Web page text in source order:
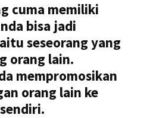
cuma memiliki
bisa jadi
seseorang yang
orang lain.
mempromosikan
orang lain ke